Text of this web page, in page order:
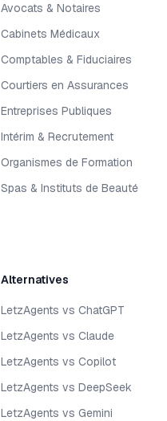
Avocats & Notaires
Cabinets Médicaux
Comptables & Fiduciaires
Courtiers en Assurances
Entreprises Publiques
Intérim & Recrutement
Organismes de Formation
Spas & Instituts de Beauté
Alternatives
LetzAgents vs ChatGPT
LetzAgents vs Claude
LetzAgents vs Copilot
LetzAgents vs DeepSeek
LetzAgents vs Gemini